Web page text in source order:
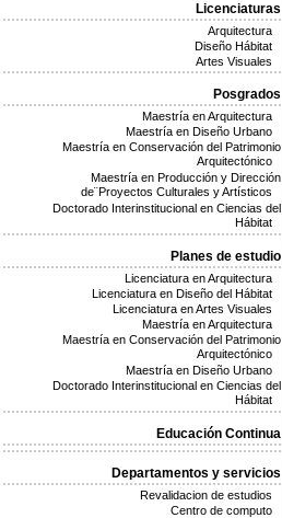
Licenciaturas
Arquitectura
Diseño Hábitat
Artes Visuales
Posgrados
Maestría en Arquitectura
Maestría en Diseño Urbano
Maestría en Conservación del Patrimonio
Arquitectónico
Maestría en Producción y Dirección
de¨Proyectos Culturales y Artísticos
Doctorado Interinstitucional en Ciencias del
Hábitat
Planes de estudio
Licenciatura en Arquitectura
Licenciatura en Diseño del Hábitat
Licenciatura en Artes Visuales
Maestría en Arquitectura
Maestría en Conservación del Patrimonio
Arquitectónico
Maestría en Diseño Urbano
Doctorado Interinstitucional en Ciencias del
Hábitat
Educación Continua
Departamentos y servicios
Revalidacion de estudios
Centro de computo